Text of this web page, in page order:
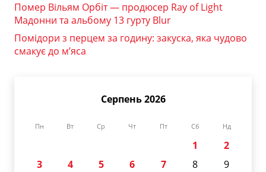
Помер Вільям Орбіт — продюсер Ray of Light
Мадонни та альбому 13 гурту Blur
Помідори з перцем за годину: закуска, яка чудово
смакує до м’яса
Серпень 2026
Пн Вт Ср Чт Пт Сб Нд
1
2
3
4 5 6 7 8
9